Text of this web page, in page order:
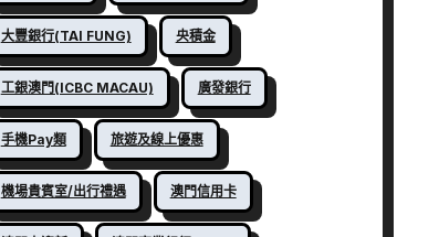
大豐銀行(TAI FUNG) 央積金
工銀澳門(ICBC MACAU) 廣發銀行
手機Pay類 旅遊及線上優惠
機場貴賓室/出行禮遇 澳門信用卡